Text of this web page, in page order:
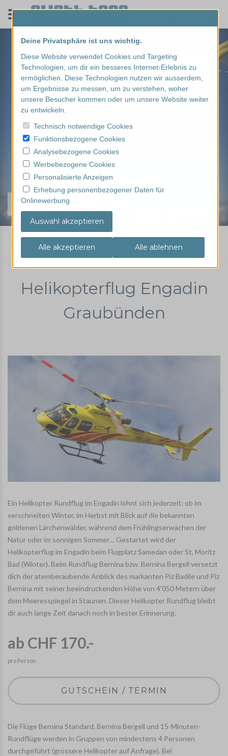
Finde dein Erlebnis...
Helikopterflug Graubünden
Helikopterflug Engadin
Graubünden
Ein Helikopter Rundflug im Engadin lohnt sich jederzeit; ob im
verschneiten Winter, im Herbst mit Blick auf die bekannten
goldenen Lärchenwälder, während dem Frühlingserwachen der
Natur oder im sonnigen Sommer… Gestartet wird der
Helikopterflug im Engadin beim Flugplatz Samedan oder St. Moritz
Bad (Winter). Beim Rundflug Bernina bzw. Bernina Bergell versetzt
dich der atemberaubende Anblick des markanten Piz Badile und Piz
Bernina mit seiner beeindruckenden Höhe von 4'050 Metern über
dem Meeresspiegel in Staunen. Dieser Helikopter Rundflug bleibt
dir auch lange Zeit danach noch in bester Erinnerung.
ab CHF 170.-
pro Person
GUTSCHEIN / TERMIN
Die Flüge Bernina Standard, Bernina Bergell und 15-Minuten-
Rundflüge werden in Gruppen von mindestens 4 Personen
durchgeführt (grössere Helikopter auf Anfrage). Bei
Deine Privatsphäre ist uns wichtig.
Diese Website verwendet Cookies und Targeting
Technologien, um dir ein besseres Internet-Erlebnis zu
ermöglichen. Diese Technologien nutzen wir ausserdem,
um Ergebnisse zu messen, um zu verstehen, woher
unsere Besucher kommen oder um unsere Website weiter
zu entwickeln.
Technisch notwendige Cookies
Funktionsbezogene Cookies
Analysebezogene Cookies
Werbebezogene Cookies
Personalisierte Anzeigen
Erhebung personenbezogener Daten für
Onlinewerbung